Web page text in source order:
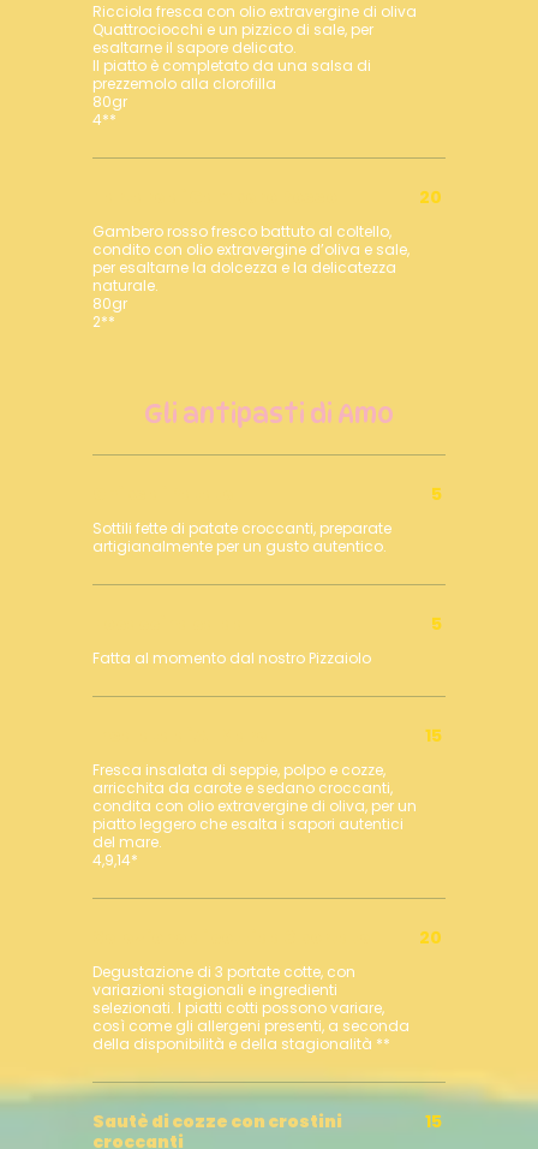
Ricciola fresca con olio extravergine di oliva
Quattrociocchi e un pizzico di sale, per
esaltarne il sapore delicato.
Il piatto è completato da una salsa di
prezzemolo alla clorofilla
80gr
4**
Gambero rosso fresco battuto al coltello,
condito con olio extravergine d’oliva e sale,
per esaltarne la dolcezza e la delicatezza
naturale.
80gr
2**
20
Gli antipasti di Amo
Sottili fette di patate croccanti, preparate
artigianalmente per un gusto autentico.
5
Fatta al momento dal nostro Pizzaiolo
5
Fresca insalata di seppie, polpo e cozze,
arricchita da carote e sedano croccanti,
condita con olio extravergine di oliva, per un
piatto leggero che esalta i sapori autentici
del mare.
4,9,14*
15
Degustazione di 3 portate cotte, con
variazioni stagionali e ingredienti
selezionati. I piatti cotti possono variare,
così come gli allergeni presenti, a seconda
della disponibilità e della stagionalità **
20
Sautè di cozze con crostini
croccanti
15